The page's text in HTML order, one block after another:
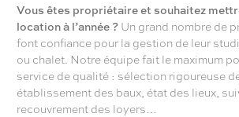
Vous êtes propriétaire et souhaitez
location à l’année ? Un grand nombre de
font confiance pour la gestion de leur
ou chalet. Notre équipe fait le maximum
service de qualité : sélection rigoureuse
établissement des baux, état des lieux,
recouvrement des loyers…